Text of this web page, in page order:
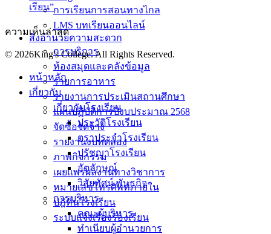
การเรียนการสอนทางไกล
LMS บทเรียนออนไลน์
สิ่งอำนวยความสะดวก
การบริการ
ห้องสมุดและคลังข้อมูล
รายการอาหาร
รายงานการประเมินสถานศึกษา
แผนปฏิบัติการปีงบประมาณ 2568
จัดซื้อจัดจ้าง
รายงานงบทดลอง
ภาพกิจกรรม
เผยแพร่ผลงานทางวิชาการ
หมายเลขโทรศัพท์ภายใน
ปฎิทินโรงเรียน
ระบบแจ้งเรื่องร้องเรียน
เรียน”
ความเห็นล่าสุด
© 2026King's College. All Rights Reserved.
หน้าหลัก
เกี่ยวกับ
เกี่ยวกับโรงเรียน
ประวัติโรงเรียน
ตราประจำโรงเรียน
ปรัชญาโรงเรียน
อัตลักษณ์
วิสัยทัศน์ พันธกิจ
การบริหาร
คณะผู้บริหาร
ทำเนียบผู้อำนวยการ